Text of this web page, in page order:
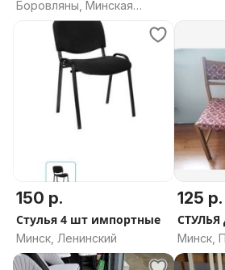
Боровляны, Минская
область
150 р.
Стулья 4 шт импортные
Минск, Ленинский
125 р.
Минск,